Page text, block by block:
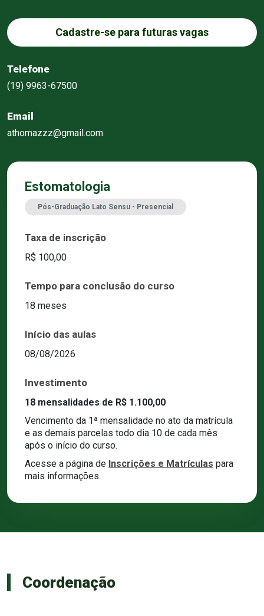
Cadastre-se para futuras vagas
Telefone
(19) 9963-67500
Email
athomazzz@gmail.com
Estomatologia
Pós-Graduação Lato Sensu - Presencial
Taxa de inscrição
R$ 100,00
Tempo para conclusão do curso
18 meses
Início das aulas
08/08/2026
Investimento
18 mensalidades de R$ 1.100,00
Vencimento da 1ª mensalidade no ato da matrícula
e as demais parcelas todo dia 10 de cada mês
após o início do curso.
Acesse a página de Inscrições e Matrículas para
mais informações.
Coordenação